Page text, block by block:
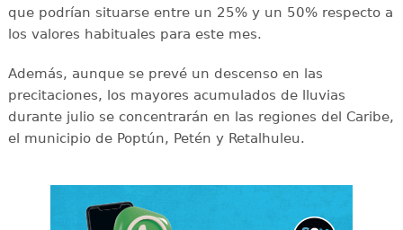
que podrían situarse entre un 25% y un 50% respecto a
los valores habituales para este mes.
Además, aunque se prevé un descenso en las
precitaciones, los mayores acumulados de lluvias
durante julio se concentrarán en las regiones del Caribe,
el municipio de Poptún, Petén y Retalhuleu.